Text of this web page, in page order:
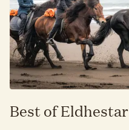
Best of Eldhestar